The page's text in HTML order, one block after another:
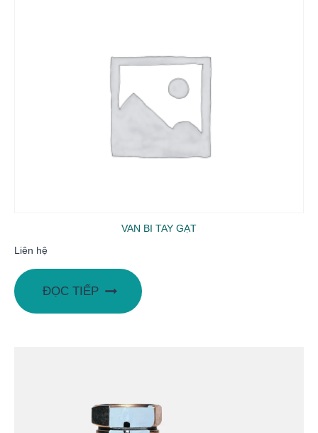
VAN BI TAY GẠT
Liên hệ
ĐỌC TIẾP